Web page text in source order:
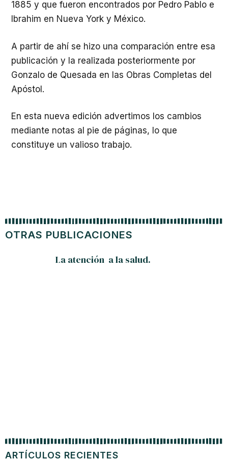
1885 y que fueron encontrados por Pedro Pablo e
Ibrahim en Nueva York y México.
A partir de ahí se hizo una comparación entre esa
publicación y la realizada posteriormente por
Gonzalo de Quesada en las Obras Completas del
Apóstol.
En esta nueva edición advertimos los cambios
mediante notas al pie de páginas, lo que
constituye un valioso trabajo.
ARTÍCULOS RECIENTES
OTRAS PUBLICACIONES
La atención a la salud.